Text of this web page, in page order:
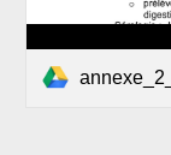
annexe_2_-